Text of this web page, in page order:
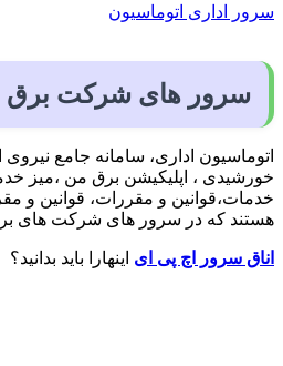
سرور اداری اتوماسیون
سرور های شرکت برق
اتوماسیون اداری، سامانه جامع نیروی
خورشیدی ، اپلیکیشن برق من ،میز
خدمات،قوانین و مقررات، قوانین و
هستند که در سرور های شرکت های
اناق سرور اچ پی ای اینهارا باید بدانید؟